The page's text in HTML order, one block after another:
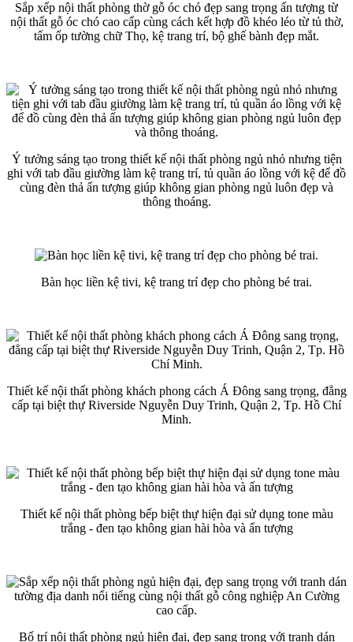
Sắp xếp nội thất phòng thờ gỗ óc chó đẹp sang trọng ấn tượng từ
nội thất gỗ óc chó cao cấp cùng cách kết hợp đồ khéo léo từ tủ thờ,
tấm ốp tường chữ Thọ, kệ trang trí, bộ ghế bành đẹp mắt.
Ý tưởng sáng tạo trong thiết kế nội thất phòng ngủ nhỏ nhưng tiện
ghi với tab đầu giường làm kệ trang trí, tủ quần áo lồng với kệ để đồ
cùng đèn thả ấn tượng giúp không gian phòng ngủ luôn đẹp và
thông thoáng.
Bàn học liền kệ tivi, kệ trang trí đẹp cho phòng bé trai.
Thiết kế nội thất phòng khách phong cách Á Đông sang trọng, đẳng
cấp tại biệt thự Riverside Nguyễn Duy Trinh, Quận 2, Tp. Hồ Chí
Minh.
Thiết kế nội thất phòng bếp biệt thự hiện đại sử dụng tone màu
trắng - đen tạo không gian hài hòa và ấn tượng
Bố trí nội thất phòng ngủ hiện đại, đẹp sang trọng với tranh dán